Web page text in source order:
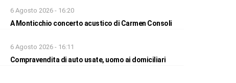
6 Agosto 2026 - 16:20
A Monticchio concerto acustico di Carmen Consoli
6 Agosto 2026 - 16:11
Compravendita di auto usate, uomo ai domiciliari